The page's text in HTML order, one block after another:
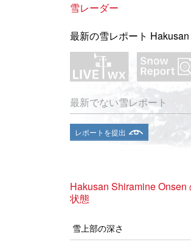
雪レーダー
最新の雪レポート
最新でない雪レポート
レポートを提出
Hakusan Shiramine Onsen
状態
雪上部の深さ